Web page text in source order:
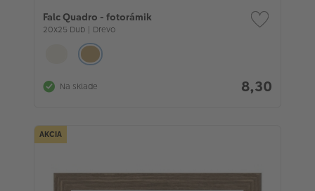
Falc Quadro - fotorámik
20x25 Dub | Drevo
Na sklade 8,30
AKCIA